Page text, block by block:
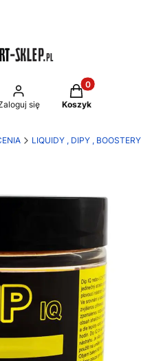
się
Produkty w
Koszyk
LIQUIDY , DIPY , BOOSTERY